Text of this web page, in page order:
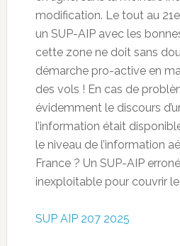
modification. Le tout au
un SUP-AIP avec les
cette zone ne doit sans
démarche pro-active en
des vols ! En cas de
évidemment le discours
l’information était
le niveau de l’information
France ? Un SUP-AIP
inexploitable pour couvrir
SUP AIP 207 2025